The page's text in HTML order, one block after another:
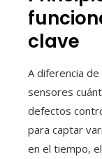
clave
A diferencia
sensores
defectos
para captar
en el tiempo,